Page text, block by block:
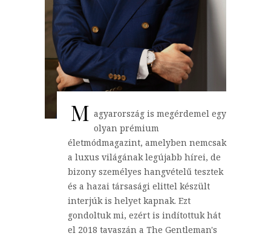
M agyarország is megérdemel egy
olyan prémium
életmódmagazint, amelyben nemcsak
a luxus világának legújabb hírei, de
bizony személyes hangvételű tesztek
és a hazai társasági elittel készült
interjúk is helyet kapnak. Ezt
gondoltuk mi, ezért is indítottuk hát
el 2018 tavaszán a The Gentleman's